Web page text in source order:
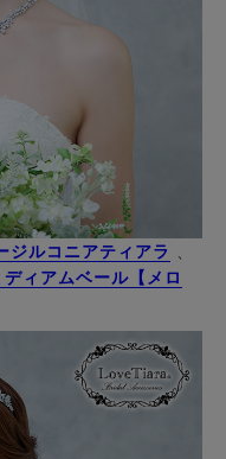
ジルコニアティアラ
ディアムベール【メロ